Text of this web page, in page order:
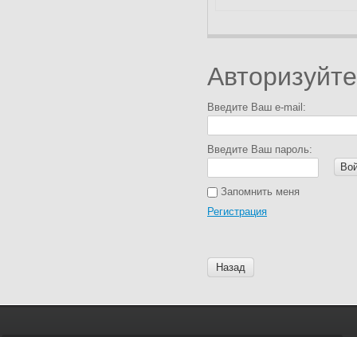
Введите Ваш e-mail:
Введите Ваш пароль:
Запомнить меня
Регистрация
Назад